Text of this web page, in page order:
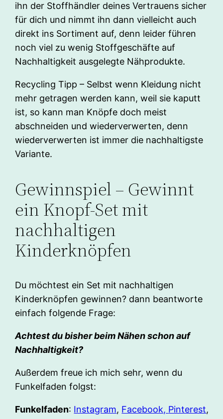
ihn der Stoffhändler deines Vertrauens sicher
für dich und nimmt ihn dann vielleicht auch
direkt ins Sortiment auf, denn leider führen
noch viel zu wenig Stoffgeschäfte auf
Nachhaltigkeit ausgelegte Nähprodukte.
Recycling Tipp – Selbst wenn Kleidung nicht
mehr getragen werden kann, weil sie kaputt
ist, so kann man Knöpfe doch meist
abschneiden und wiederverwerten, denn
wiederverwerten ist immer die nachhaltigste
Variante.
Gewinnspiel – Gewinnt
ein Knopf-Set mit
nachhaltigen
Kinderknöpfen
Du möchtest ein Set mit nachhaltigen
Kinderknöpfen gewinnen? dann beantworte
einfach folgende Frage:
Achtest du bisher beim Nähen schon auf
Nachhaltigkeit?
Außerdem freue ich mich sehr, wenn du
Funkelfaden folgst:
Funkelfaden: Instagram, Facebook, Pinterest,